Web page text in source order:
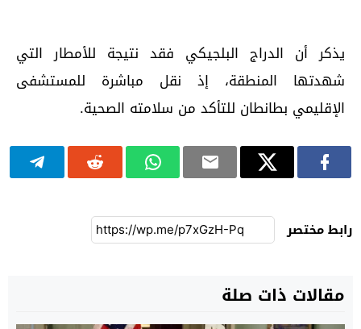
يذكر أن الدراج البلجيكي فقد نتيجة للأمطار التي
شهدتها المنطقة، إذ نقل مباشرة للمستشفى
الإقليمي بطانطان للتأكد من سلامته الصحية.
رابط مختصر
مقالات ذات صلة